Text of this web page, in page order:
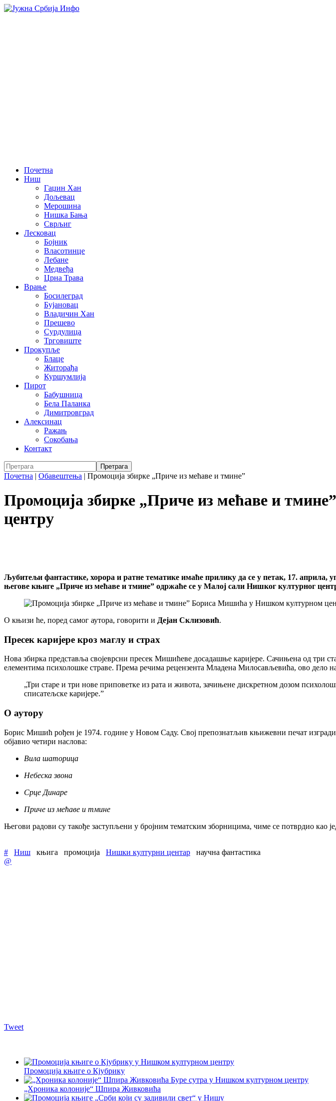
Почетна
Ниш
Гаџин Хан
Дољевац
Мерошина
Нишка Бања
Сврљиг
Лесковац
Бојник
Власотинце
Лебане
Медвеђа
Црна Трава
Врање
Босилеград
Бујановац
Владичин Хан
Прешево
Сурдулица
Трговиште
Прокупље
Блаце
Житорађа
Куршумлија
Пирот
Бабушница
Бела Паланка
Димитровград
Алексинац
Ражањ
Сокобања
Контакт
Почетна | Обавештења | Промоција збирке „Приче из мећаве и тмине”
Промоција збирке „Приче из мећаве и
центру
Љубитељи фантастике, хорора и ратне тематике имаће прилику да се у петак, 17.
његове књиге „Приче из мећаве и тмине” одржаће се у Малој сали Нишког културног
О књизи ће, поред самог аутора, говорити и Дејан Склизовић.
Пресек каријере кроз маглу и страх
Нова збирка представља својеврсни пресек Мишићеве досадашње каријере. Сачињена од три
елементима психолошке страве. Према речима рецензента Младена Милосављевића, ово дело
„Три старе и три нове приповетке из рата и живота, зачињене дискретном дозом
списатељске каријере.”
О аутору
Борис Мишић рођен је 1974. године у Новом Саду. Свој препознатљив књижевни печат
објавио четири наслова:
Вила шаторица
Небеска звона
Срце Динаре
Приче из мећаве и тмине
Његови радови су такође заступљени у бројним тематским зборницима, чиме се потврдио као
# Ниш књига промоција Нишки културни центар
научна фантастика
@
Tweet
Промоција књиге о Кјубрику
„Хроника колоније“ Шпира Живковића